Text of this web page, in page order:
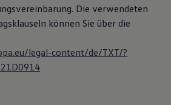
Die verwendeten
können Sie über die
legal-content/de/TXT/?